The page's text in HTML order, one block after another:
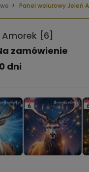
Panel welurowy Jeleń
Amorek [6]
zamówienie
dni